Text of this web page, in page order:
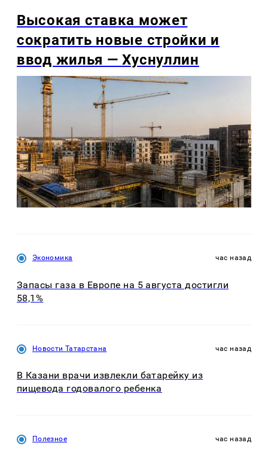
Высокая ставка может
сократить новые стройки и
ввод жилья — Хуснуллин
Экономика час назад
Запасы газа в Европе на 5 августа достигли
58,1%
Новости Татарстана час назад
В Казани врачи извлекли батарейку из
пищевода годовалого ребенка
Полезное час назад